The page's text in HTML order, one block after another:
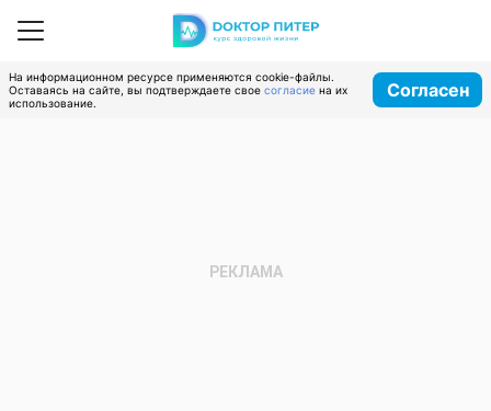
На информационном ресурсе применяются cookie-файлы.
Оставаясь на сайте, вы подтверждаете свое согласие на их
использование.
Согласен